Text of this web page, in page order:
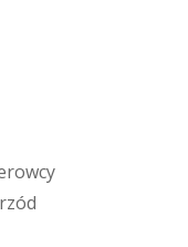
rowcy
rzód